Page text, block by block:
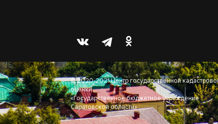
© 2020-2021 Центр государственной
оценки
«Государственное бюджетное учреждение
Саратовской области»